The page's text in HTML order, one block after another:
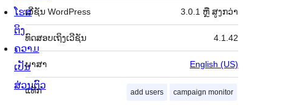
ເວີຊັນ WordPress 3.0.1 ຫຼື ສູງກວ່າ
ທົດສອບເຖິງເວີຊັນ 4.1.42
ພາສາ English (US)
ແທັກ add users campaign monitor
ໂຮສ
ຕິງ
ຄວາມ
ເປັນ
ສ່ວນຕົວ